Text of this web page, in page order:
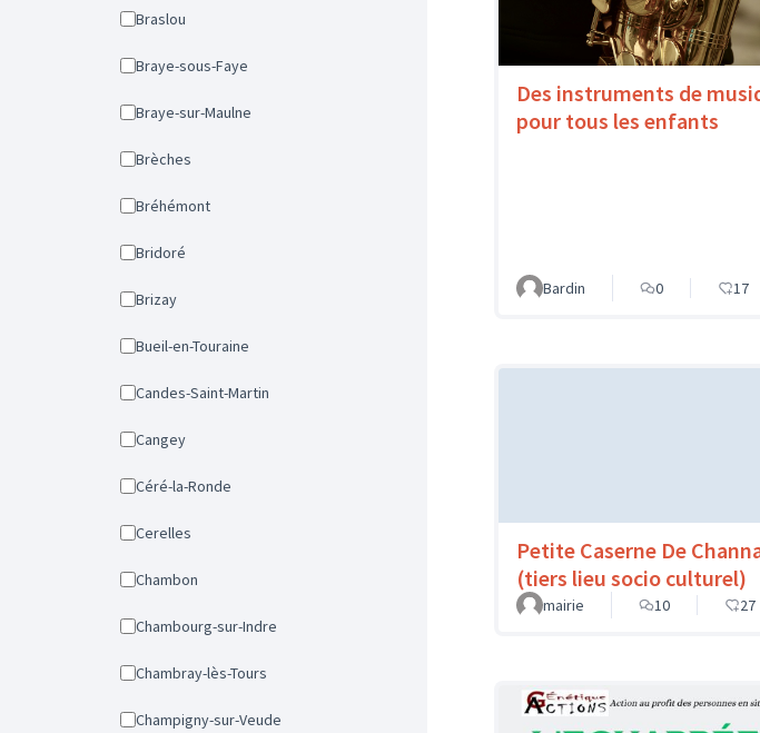
Braslou
Braye-sous-Faye
Braye-sur-Maulne
Brèches
Bréhémont
Bridoré
Brizay
Bueil-en-Touraine
Candes-Saint-Martin
Cangey
Céré-la-Ronde
Cerelles
Chambon
Chambourg-sur-Indre
Chambray-lès-Tours
Champigny-sur-Veude
Des instruments de
pour tous les enfants
Bardin 0 17
Petite Caserne De
(tiers lieu socio culturel)
mairie
10 27